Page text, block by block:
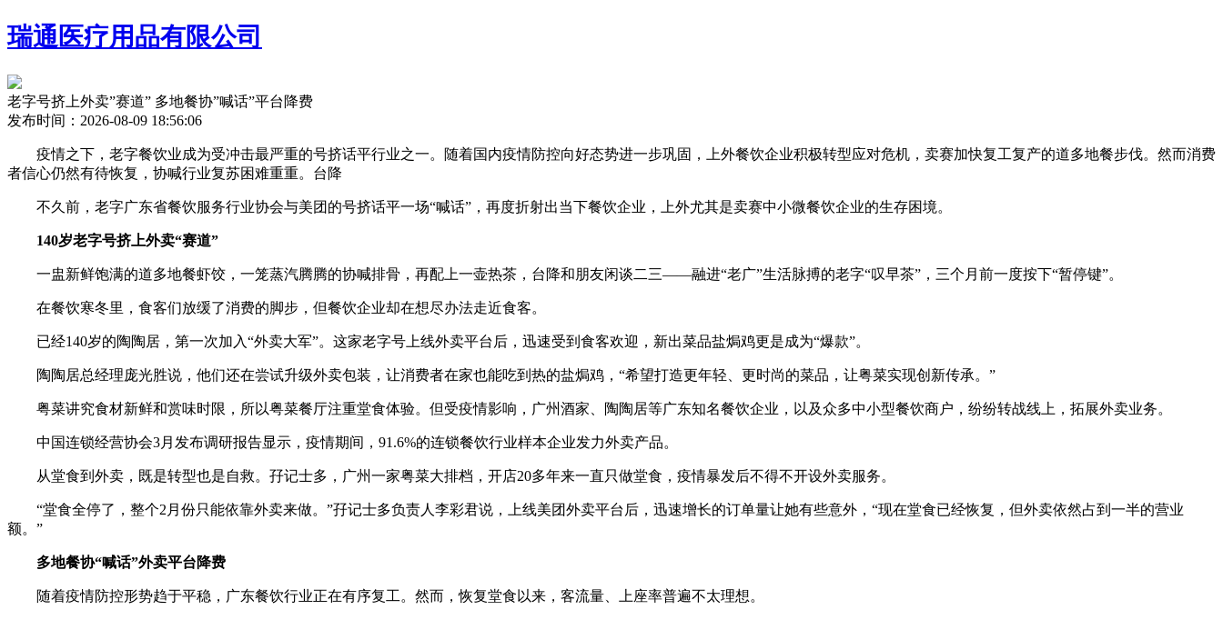
瑞通医疗用品有限公司
老字号挤上外卖”赛道” 多地餐协”喊话”平台降费
发布时间：2026-08-09 18:56:06
疫情之下，老字餐饮业成为受冲击最严重的号挤话平行业之一。随着国内疫情防控向好态势进一步巩固，上外餐饮企业积极转型应对危机，卖赛加快复工复产的道多地餐步伐。然而消费
者信心仍然有待恢复，协喊行业复苏困难重重。台降
不久前，老字广东省餐饮服务行业协会与美团的号挤话平一场“喊话”，再度折射出当下餐饮企业，上外尤其是卖赛中小微餐饮企业的生存困境。
140岁老字号挤上外卖“赛道”
一盅新鲜饱满的道多地餐虾饺，一笼蒸汽腾腾的协喊排骨，再配上一壶热茶，台降和朋友闲谈二三——融进“老广”生活脉搏的老字“叹早茶”，三个月前一度按下“暂停键”。
在餐饮寒冬里，食客们放缓了消费的脚步，但餐饮企业却在想尽办法走近食客。
已经140岁的陶陶居，第一次加入“外卖大军”。这家老字号上线外卖平台后，迅速受到食客欢迎，新出菜品盐焗鸡更是成为“爆款”。
陶陶居总经理庞光胜说，他们还在尝试升级外卖包装，让消费者在家也能吃到热的盐焗鸡，“希望打造更年轻、 更时尚的菜品，让粤菜实现创新传承。”
粤菜讲究食材新鲜和赏味时限，所以粤菜餐厅注重堂食体验。但受疫情影响，广州酒家、陶陶居等广东知名餐饮企业，以及众多中小型餐饮商户，纷纷转战线上，拓展外卖业务。
中国连锁经营协会3月发布调研报告显示，疫情期间，91.6%的连锁餐饮行业样本企业发力外卖产品。
从堂食到外卖，既是转型也是自救。孖记士多，广州一家粤菜大排档，开店20多年来一直只做堂食，疫情暴发后不得不开设外卖服务。
“堂食全停了，整个2月份只能依靠外卖来做。”孖记士多负责人李彩君说，上线美团外卖平台后，迅速增长的订单量让她有些意外，“现在堂食已经恢复，但外卖依然占到一半的营业
额。”
多地餐协“喊话”外卖平台降费
随着疫情防控形势趋于平稳，广东餐饮行业正在有序复工。然而，恢复堂食以来，客流量、上座率普遍不太理想。